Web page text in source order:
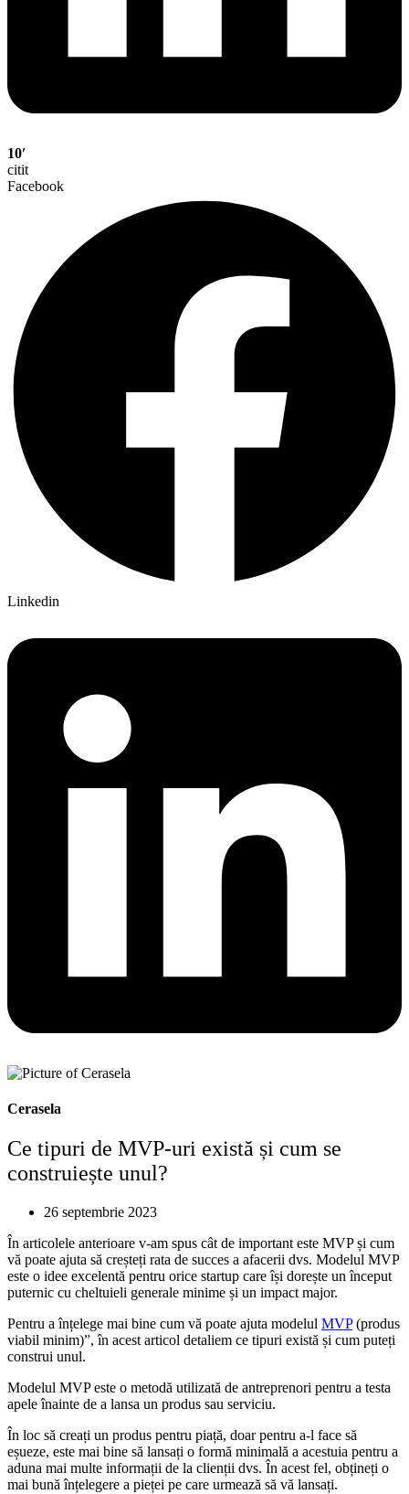
10′
citit
Facebook
Linkedin
Cerasela
Ce tipuri de MVP-uri există și cum se
construiește unul?
26 septembrie 2023
În articolele anterioare v-am spus cât de important este MVP și cum
vă poate ajuta să creșteți rata de succes a afacerii dvs. Modelul MVP
este o idee excelentă pentru orice startup care își dorește un început
puternic cu cheltuieli generale minime și un impact major.
Pentru a înțelege mai bine cum vă poate ajuta modelul MVP(produs
viabil minim)”, în acest articol detaliem ce tipuri există și cum puteți
construi unul.
Modelul MVP este o metodă utilizată de antreprenori pentru a testa
apele înainte de a lansa un produs sau serviciu.
În loc să creați un produs pentru piață, doar pentru a-l face să
eșueze, este mai bine să lansați o formă minimală a acestuia pentru a
aduna mai multe informații de la clienții dvs. În acest fel, obțineți o
mai bună înțelegere a pieței pe care urmează să vă lansați.